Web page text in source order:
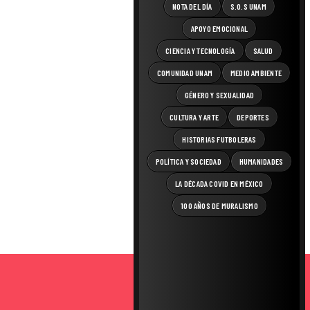
NOTA DEL DÍA S.O.S UNAM
APOYO EMOCIONAL
CIENCIA Y TECNOLOGÍA SALUD
COMUNIDAD UNAM MEDIO AMBIENTE
GÉNERO Y SEXUALIDAD
CULTURA Y ARTE DEPORTES
HISTORIAS FUTBOLERAS
POLÍTICA Y SOCIEDAD HUMANIDADES
LA DÉCADA COVID EN MÉXICO
100 AÑOS DE MURALISMO